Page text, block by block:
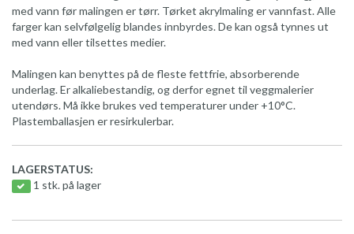
med vann før malingen er tørr. Tørket akrylmaling er vannfast. Alle
farger kan selvfølgelig blandes innbyrdes. De kan også tynnes ut
med vann eller tilsettes medier.
Malingen kan benyttes på de fleste fettfrie, absorberende
underlag. Er alkaliebestandig, og derfor egnet til veggmalerier
utendørs. Må ikke brukes ved temperaturer under +10°C.
Plastemballasjen er resirkulerbar.
LAGERSTATUS:
1 stk. på lager